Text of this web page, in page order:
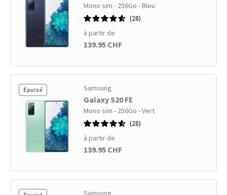
Mono sim - 256Go - Bleu
28
à partir de
139.95 CHF
Épuisé Samsung
Galaxy S20 FE
Mono sim - 256Go - Vert
28
à partir de
139.95 CHF
Samsung